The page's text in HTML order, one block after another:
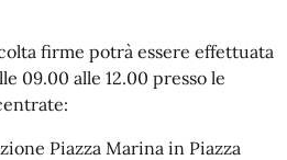
firme potrà essere effettuata
09.00 alle 12.00 presso le
Piazza Marina in Piazza